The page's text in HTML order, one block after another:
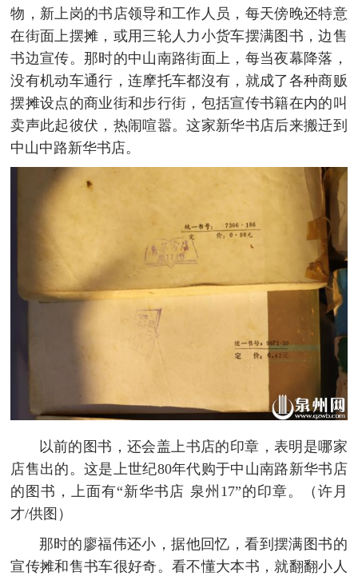
物，新上岗的书店领导和工作人员，每天傍晚还特意
在街面上摆摊，或用三轮人力小货车摆满图书，边售
书边宣传。那时的中山南路街面上，每当夜幕降落，
没有机动车通行，连摩托车都沒有，就成了各种商贩
摆摊设点的商业街和步行街，包括宣传书籍在内的叫
卖声此起彼伏，热闹喧嚣。这家新华书店后来搬迁到
中山中路新华书店。
以前的图书，还会盖上书店的印章，表明是哪家
店售出的。这是上世纪80年代购于中山南路新华书店
的图书，上面有“新华书店 泉州17”的印章。（许月
才/供图）
那时的廖福伟还小，据他回忆，看到摆满图书的
宣传摊和售书车很好奇。看不懂大本书，就翻翻小人